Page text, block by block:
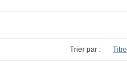
Trier par : Titre